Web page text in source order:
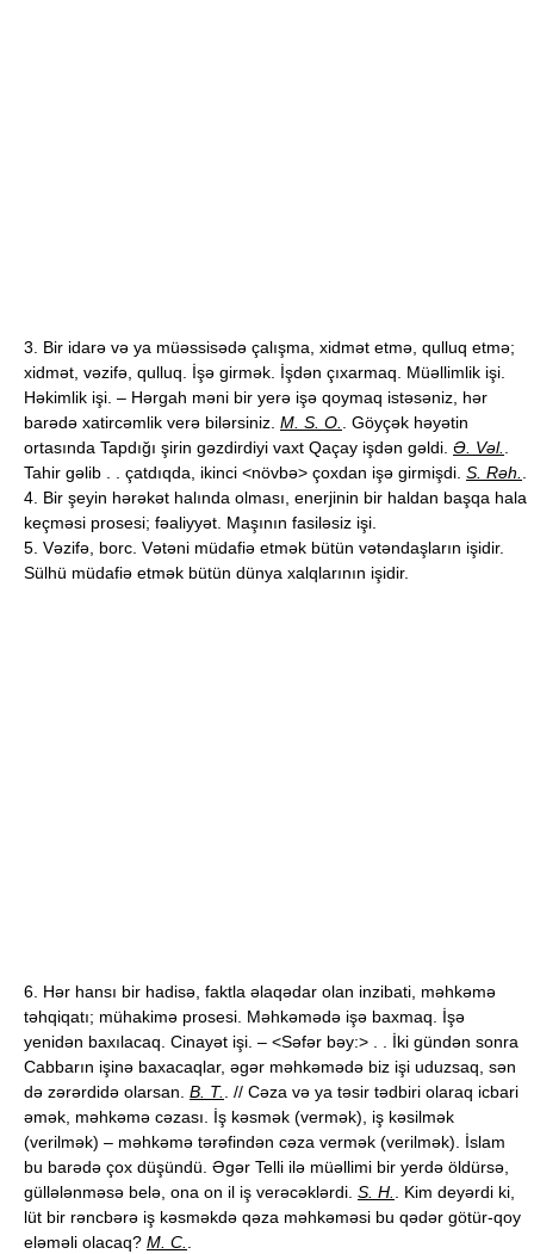
3. Bir idarə və ya müəssisədə çalışma, xidmət etmə, qulluq etmə;
xidmət, vəzifə, qulluq. İşə girmək. İşdən çıxarmaq. Müəllimlik işi.
Həkimlik işi. – Hərgah məni bir yerə işə qoymaq istəsəniz, hər
barədə xatircəmlik verə bilərsiniz. M. S. O.
. Göyçək həyətin
ortasında Tapdığı şirin gəzdirdiyi vaxt Qaçay işdən gəldi. Ə. Vəl.
Tahir gəlib . . çatdıqda, ikinci <növbə> çoxdan işə girmişdi. S. Rəh.
4. Bir şeyin hərəkət halında olması, enerjinin bir haldan başqa hala
keçməsi prosesi; fəaliyyət. Maşının fasiləsiz işi.
5. Vəzifə, borc. Vətəni müdafiə etmək bütün vətəndaşların işidir.
Sülhü müdafiə etmək bütün dünya xalqlarının işidir.
6. Hər hansı bir hadisə, faktla əlaqədar olan inzibati, məhkəmə
təhqiqatı; mühakimə prosesi. Məhkəmədə işə baxmaq. İşə
yenidən baxılacaq. Cinayət işi. – <Səfər bəy:> . . İki gündən sonra
Cabbarın işinə baxacaqlar, əgər məhkəmədə biz işi uduzsaq, sən
də zərərdidə olarsan. B. T.
. // Cəza və ya təsir tədbiri olaraq icbari
əmək, məhkəmə cəzası. İş kəsmək (vermək), iş kəsilmək
(verilmək) – məhkəmə tərəfindən cəza vermək (verilmək). İslam
bu barədə çox düşündü. Əgər Telli ilə müəllimi bir yerdə öldürsə,
güllələnməsə belə, ona on il iş verəcəklərdi. S. H.
. Kim deyərdi ki,
lüt bir rəncbərə iş kəsməkdə qəza məhkəməsi bu qədər götür-qoy
eləməli olacaq? M. C.